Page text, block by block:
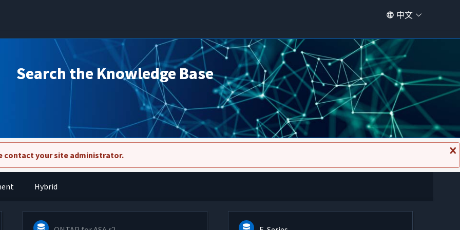
中文
Search the Knowledge Base
关
闭
contact your site administrator.
Hybrid